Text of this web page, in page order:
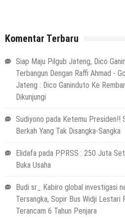
Komentar Terbaru
Siap Maju Pilgub Jateng, Dico
Terbangun Dengan Raffi Ahmad -
Jateng : Dico Ganinduto Ke
Dikunjungi
Sudiyono pada Ketemu Presiden!!
Berkah Yang Tak Disangka-Sangka
Elidafa pada PPRSS : 250 Juta
Buka Usaha
Budi sr_ Kabiro global investigasi
Tersangka, Sopir Bus Widji Lestari
Terancam 6 Tahun Penjara